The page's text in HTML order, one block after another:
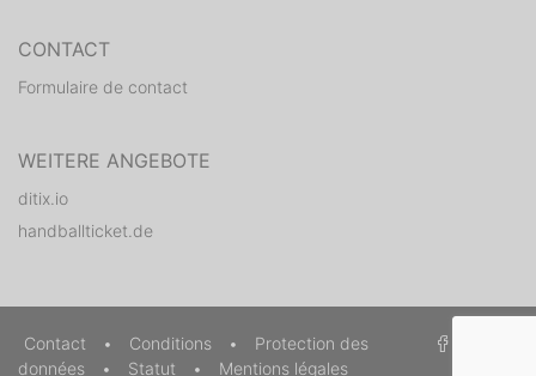
CONTACT
Formulaire de contact
WEITERE ANGEBOTE
ditix.io
handballticket.de
Contact • Conditions •
Protection des
données
• Statut • Mentions légales